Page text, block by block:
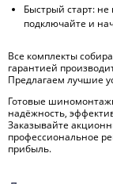
Быстрый старт:
подключайте и
Все комплекты
гарантией
Предлагаем лучшие
Готовые
надёжность,
Заказывайте
профессиональное
прибыль.